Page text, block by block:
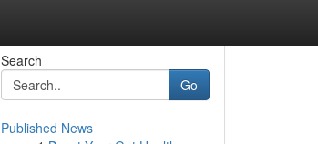
Search
Go
Published News